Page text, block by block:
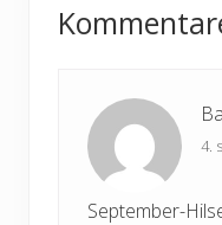
4.
September-